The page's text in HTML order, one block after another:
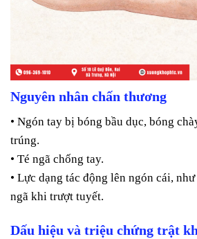
Nguyên nhân chấn thương
• Ngón tay bị bóng bầu dục, bóng
trúng.
• Té ngã chống tay.
• Lực dạng tác động lên ngón cái,
ngã khi trượt tuyết.
Dấu hiệu và triệu chứng trật